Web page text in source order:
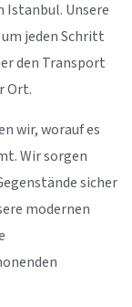
Istanbul. Unsere
jeden Schritt
den Transport
Ort.
wir, worauf es
Wir sorgen
sicher
modernen